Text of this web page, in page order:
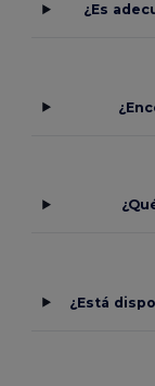
¿Es
¿Está